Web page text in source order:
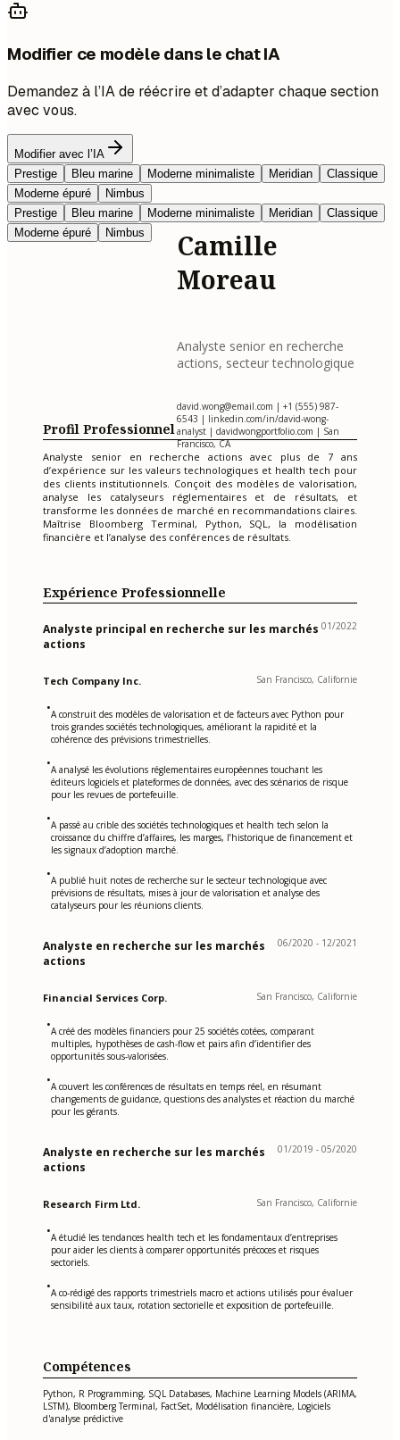
Modifier ce modèle dans le chat IA
Demandez à l’IA de réécrire et d’adapter chaque section
avec vous.
Modifier avec l’IA
Prestige
Bleu marine Moderne minimaliste Meridian
Classique
Moderne épuré
Nimbus
Prestige
Bleu marine Moderne minimaliste Meridian
Classique
Moderne épuré
Nimbus
Camille
Moreau
Analyste senior en recherche
actions, secteur technologique
david.wong@email.com | +1 (555) 987-
6543 | linkedin.com/in/david-wong-
analyst | davidwongportfolio.com | San
Francisco, CA
Profil Professionnel
Analyste senior en recherche actions avec plus de 7 ans
d’expérience sur les valeurs technologiques et health tech pour
des clients institutionnels. Conçoit des modèles de valorisation,
analyse les catalyseurs réglementaires et de résultats, et
transforme les données de marché en recommandations claires.
Maîtrise Bloomberg Terminal, Python, SQL, la modélisation
financière et l’analyse des conférences de résultats.
Expérience Professionnelle
Analyste principal en recherche sur les marchés
actions
01/2022
Tech Company Inc. San Francisco, Californie
•A construit des modèles de valorisation et de facteurs avec Python pour
trois grandes sociétés technologiques, améliorant la rapidité et la
cohérence des prévisions trimestrielles.
•A analysé les évolutions réglementaires européennes touchant les
éditeurs logiciels et plateformes de données, avec des scénarios de risque
pour les revues de portefeuille.
•A passé au crible des sociétés technologiques et health tech selon la
croissance du chiffre d’affaires, les marges, l’historique de financement et
les signaux d’adoption marché.
•A publié huit notes de recherche sur le secteur technologique avec
prévisions de résultats, mises à jour de valorisation et analyse des
catalyseurs pour les réunions clients.
Analyste en recherche sur les marchés
actions
06/2020 - 12/2021
Financial Services Corp. San Francisco, Californie
•A créé des modèles financiers pour 25 sociétés cotées, comparant
multiples, hypothèses de cash-flow et pairs afin d’identifier des
opportunités sous-valorisées.
•A couvert les conférences de résultats en temps réel, en résumant
changements de guidance, questions des analystes et réaction du marché
pour les gérants.
Analyste en recherche sur les marchés
actions
01/2019 - 05/2020
Research Firm Ltd. San Francisco, Californie
•A étudié les tendances health tech et les fondamentaux d’entreprises
pour aider les clients à comparer opportunités précoces et risques
sectoriels.
•A co-rédigé des rapports trimestriels macro et actions utilisés pour évaluer
sensibilité aux taux, rotation sectorielle et exposition de portefeuille.
Compétences
Python, R Programming, SQL Databases, Machine Learning Models (ARIMA,
LSTM), Bloomberg Terminal, FactSet, Modélisation financière, Logiciels
d'analyse prédictive